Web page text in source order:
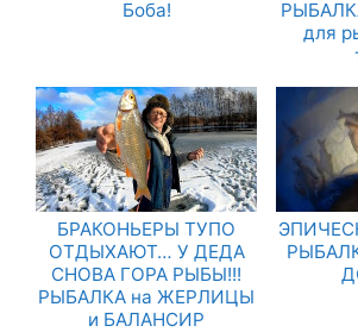
Боба!
для
БРАКОНЬЕРЫ ТУПО
ОТДЫХАЮТ… У ДЕДА
СНОВА ГОРА РЫБЫ!!!
РЫБАЛКА на ЖЕРЛИЦЫ
и БАЛАНСИР